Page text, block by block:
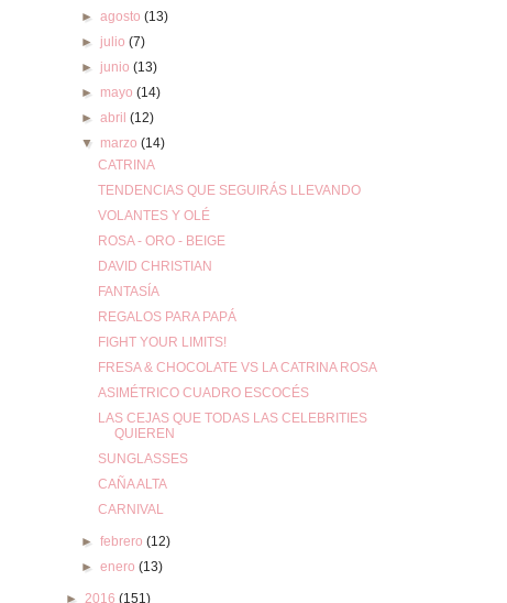
►agosto(13)
► julio(7)
► junio(13)
► mayo(14)
►abril(12)
▼ marzo(14)
CATRINA
TENDENCIAS QUE SEGUIRÁS LLEVANDO
VOLANTES Y OLÉ
ROSA - ORO - BEIGE
DAVID CHRISTIAN
FANTASÍA
REGALOS PARA PAPÁ
FIGHT YOUR LIMITS!
FRESA & CHOCOLATE VS LA CATRINA ROSA
ASIMÉTRICO CUADRO ESCOCÉS
LAS CEJAS QUE TODAS LAS CELEBRITIES
QUIEREN
SUNGLASSES
CAÑA ALTA
CARNIVAL
►febrero(12)
►enero(13)
► 2016 (151)